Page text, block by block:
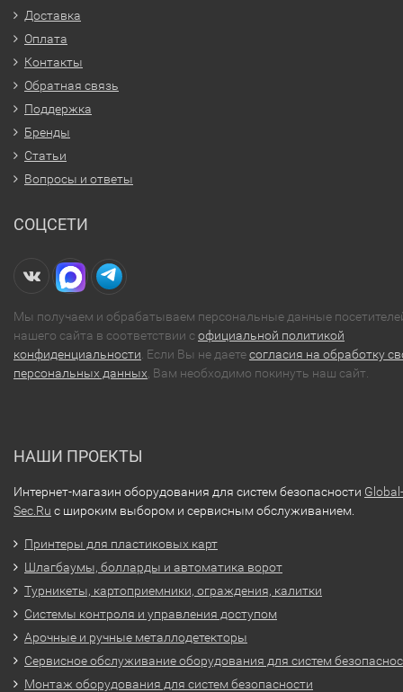
Доставка
Оплата
Контакты
Обратная связь
Поддержка
Бренды
Статьи
Вопросы и ответы
СОЦСЕТИ
Мы получаем и обрабатываем персональные данные
нашего сайта в соответствии софициальной политикой
конфиденциальности . Если Вы не даетесогласия на обработку
персональных данных , Вам необходимо покинуть наш сайт.
НАШИ ПРОЕКТЫ
Интернет-магазин оборудования для систем безопасности Global-
Sec.Ru с широким выбором и сервисным обслуживанием.
Принтеры для пластиковых карт
Шлагбаумы, болларды и автоматика ворот
Турникеты, картоприемники, ограждения, калитки
Системы контроля и управления доступом
Арочные и ручные металлодетекторы
Сервисное обслуживание оборудования для систем
Монтаж оборудования для систем безопасности